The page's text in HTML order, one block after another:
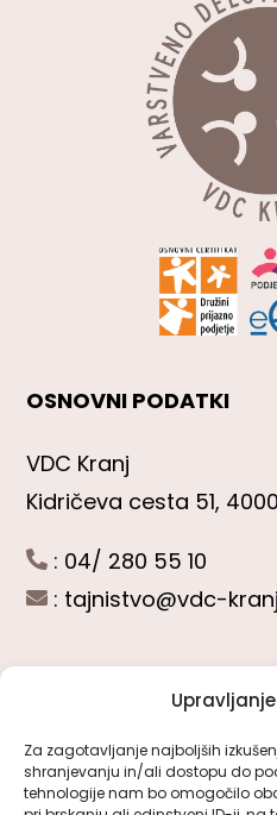
Za zagotavljanje najboljših
shranjevanju in/ali dostopu do
tehnologije nam bo omogočilo
OSNOVNI PODATKI
VDC Kranj
Kidričeva cesta 51,
: 04/ 280 55 10
: tajnistvo@vdc-
Toggle